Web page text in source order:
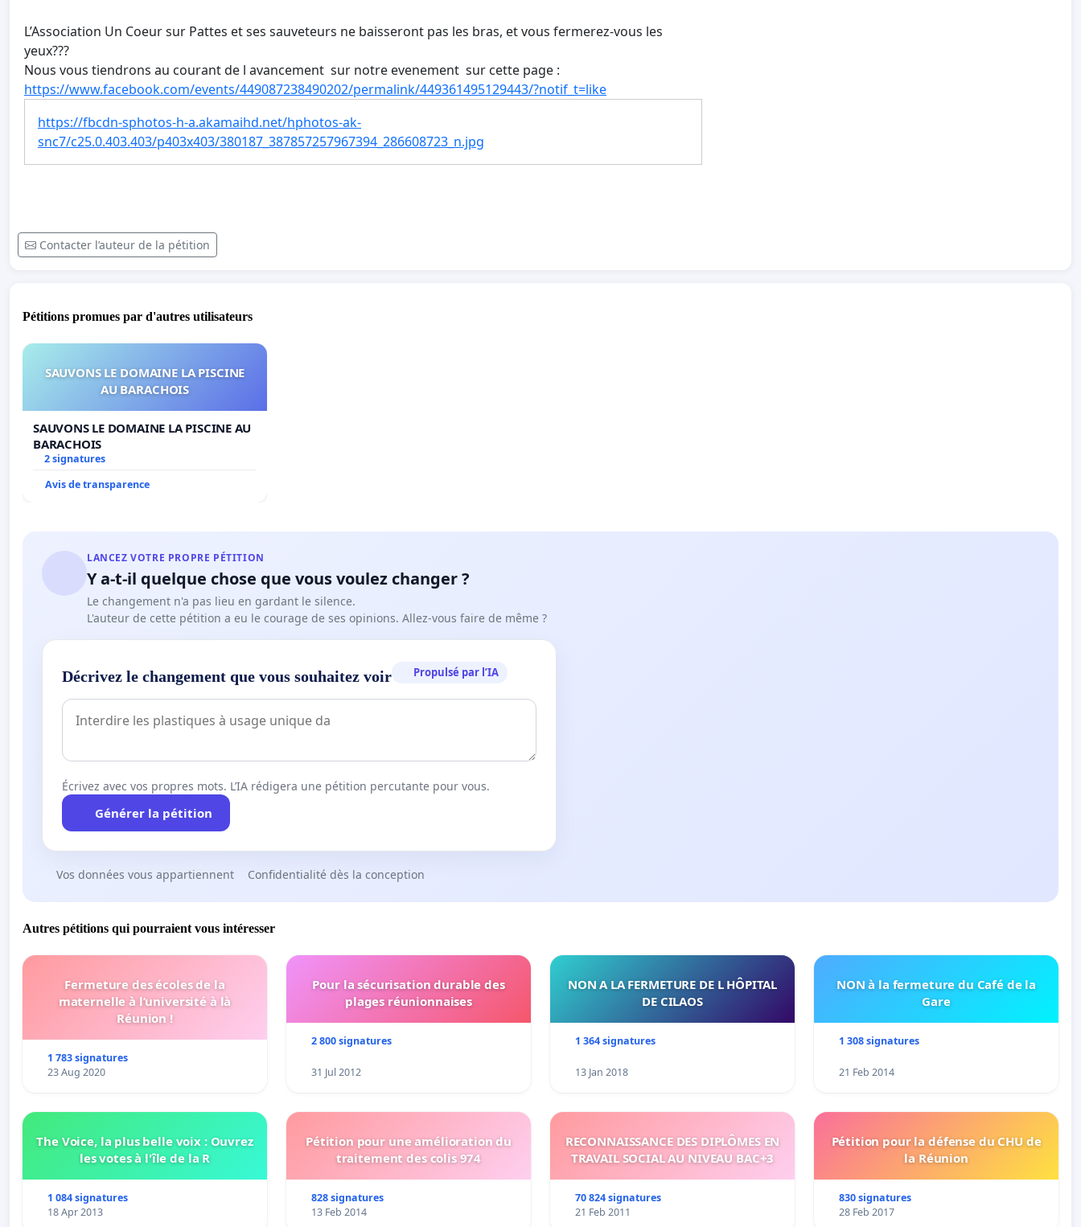
L’Association Un Coeur sur Pattes et ses sauveteurs ne baisseront pas les bras, et vous fermerez-vous les
yeux???
Nous vous tiendrons au courant de l avancement sur notre evenement sur cette page :
https://www.facebook.com/events/449087238490202/permalink/449361495129443/?notif_t=like
https://fbcdn-sphotos-h-a.akamaihd.net/hphotos-ak-
snc7/c25.0.403.403/p403x403/380187_387857257967394_286608723_n.jpg
Contacter l’auteur de la pétition
Pétitions promues par d'autres utilisateurs
SAUVONS LE DOMAINE LA PISCINE
AU BARACHOIS
SAUVONS LE DOMAINE LA PISCINE AU
BARACHOIS
2 signatures
Avis de transparence
LANCEZ VOTRE PROPRE PÉTITION
Y a-t-il quelque chose que vous voulez changer ?
Le changement n'a pas lieu en gardant le silence.
L'auteur de cette pétition a eu le courage de ses opinions. Allez-vous faire de même ?
Décrivez le changement que vous souhaitez voir Propulsé par l’IA
Écrivez avec vos propres mots. L’IA rédigera une pétition percutante pour vous.
Générer la pétition
Vos données vous appartiennent Confidentialité dès la conception
Autres pétitions qui pourraient vous intéresser
Fermeture des écoles de la
maternelle à l’université à là
Réunion !
1 783 signatures
23 Aug 2020
Pour la sécurisation durable des
plages réunionnaises
2 800 signatures
31 Jul 2012
NON A LA FERMETURE DE L HÔPITAL
DE CILAOS
1 364 signatures
13 Jan 2018
NON à la fermeture du Café de la
Gare
1 308 signatures
21 Feb 2014
The Voice, la plus belle voix : Ouvrez
les votes à l'île de la R
1 084 signatures
18 Apr 2013
Pétition pour une amélioration du
traitement des colis 974
828 signatures
13 Feb 2014
RECONNAISSANCE DES DIPLÔMES EN
TRAVAIL SOCIAL AU NIVEAU BAC+3
70 824 signatures
21 Feb 2011
Pétition pour la défense du CHU de
la Réunion
830 signatures
28 Feb 2017